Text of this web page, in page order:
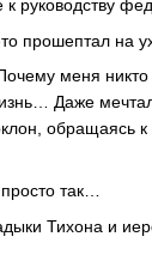
руководству
прошептал на
меня
Даже
обращаясь
так…
Тихона и